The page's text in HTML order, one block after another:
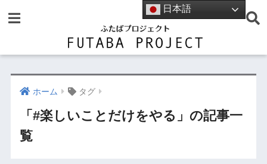
ホーム タグ
「#楽しいことだけをやる」の記事一
覧
日本語